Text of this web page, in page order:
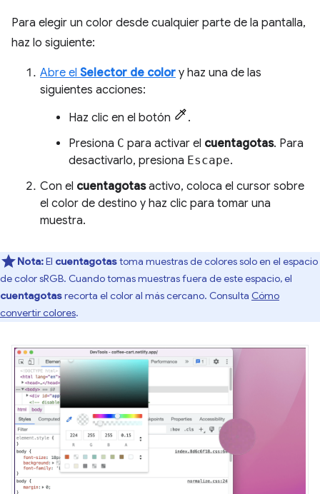
Para elegir un color desde cualquier parte de la pantalla,
haz lo siguiente:
Abre el Selector de color y haz una de las
siguientes acciones:
Haz clic en el botón
.
Presiona C para activar el cuentagotas. Para
desactivarlo, presiona Escape.
Con el cuentagotasactivo, coloca el cursor sobre
el color de destino y haz clic para tomar una
muestra.
Nota:El cuentagotastoma muestras de colores solo en el espacio
de color sRGB. Cuando tomas muestras fuera de este espacio, el
cuentagotasrecorta el color al más cercano. Consulta Cómo
convertir colores.